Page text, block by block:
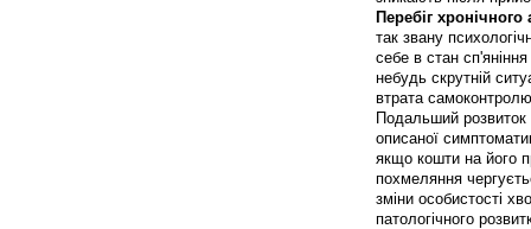
Перебіг хронічного
так звану
себе в стан
небудь скрутній
втрата
Подальший розвиток
описаної
якщо кошти на його
похмеляння
зміни особистості
патологічного